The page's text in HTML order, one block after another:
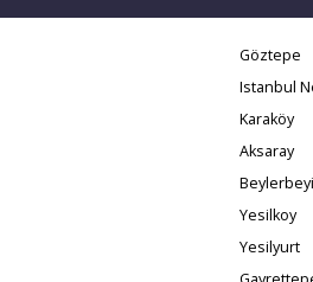
Göztepe
Istanbul
Karaköy
Aksaray
Beylerbeyi
Yesilkoy
Yesilyurt